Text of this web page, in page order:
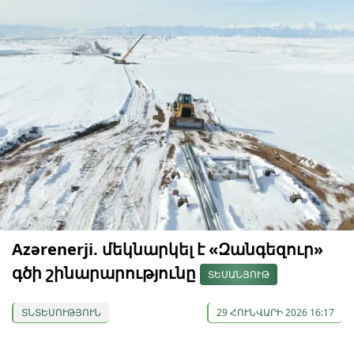
Azərenerji. մեկնարկել է «Զանգեզուր»
գծի շինարարությունը
ՏԵՍԱՆՅՈՒԹ
ՏՆՏԵՍՈՒԹՅՈՒՆ 29 ՀՈՒՆՎԱՐԻ 2026 16:17